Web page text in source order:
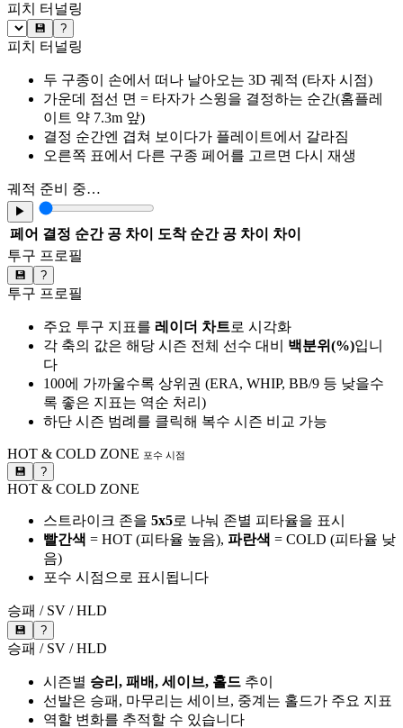
피치 터널링
💾 ?
피치 터널링
두 구종이 손에서 떠나 날아오는 3D 궤적 (타자 시점)
가운데 점선 면 = 타자가 스윙을 결정하는 순간(홈플레
이트 약 7.3m 앞)
결정 순간엔 겹쳐 보이다가 플레이트에서 갈라짐
오른쪽 표에서 다른 구종 페어를 고르면 다시 재생
궤적 준비 중…
▶
페어 결정 순간 공 차이 도착 순간 공 차이
차이
투구 프로필
💾 ?
투구 프로필
주요 투구 지표를 레이더 차트로 시각화
각 축의 값은 해당 시즌 전체 선수 대비 백분위(%)입니
다
100에 가까울수록 상위권 (ERA, WHIP, BB/9 등 낮을수
록 좋은 지표는 역순 처리)
하단 시즌 범례를 클릭해 복수 시즌 비교 가능
HOT & COLD ZONE 포수 시점
💾 ?
HOT & COLD ZONE
스트라이크 존을 5x5로 나눠 존별 피타율을 표시
빨간색 = HOT (피타율 높음), 파란색 = COLD (피타율 낮
음)
포수 시점으로 표시됩니다
승패 / SV / HLD
💾 ?
승패 / SV / HLD
시즌별 승리, 패배, 세이브, 홀드 추이
선발은 승패, 마무리는 세이브, 중계는 홀드가 주요 지표
역할 변화를 추적할 수 있습니다